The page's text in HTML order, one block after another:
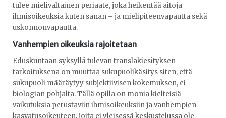
tulee mielivaltainen periaate, joka heikentää aitoja
ihmisoikeuksia kuten sanan – ja mielipiteenvapautta sekä
uskonnonvapautta.
Vanhempien oikeuksia rajoitetaan
Eduskuntaan syksyllä tulevan translakiesityksen
tarkoituksena on muuttaa sukupuolikäsitys siten, että
sukupuoli määräytyy subjektiivisen kokemuksen, ei
biologian pohjalta. Tällä opilla on monia kielteisiä
vaikutuksia perustaviin ihmisoikeuksiin ja vanhempien